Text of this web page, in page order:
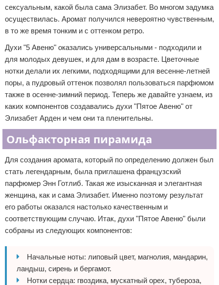
сексуальным, какой была сама Элизабет. Во многом задумка
осуществилась. Аромат получился невероятно чувственным,
в то же время тонким и с оттенком ретро.
Духи "5 Авеню" оказались универсальными - подходили и
для молодых девушек, и для дам в возрасте. Цветочные
нотки делали их легкими, подходящими для весенне-летней
поры, а пудровый оттенок позволял пользоваться парфюмом
также в осенне-зимний период. Теперь же давайте узнаем, из
каких компонентов создавались духи "Пятое Авеню" от
Элизабет Арден и чем они та пленительны.
Ольфакторная пирамида
Для создания аромата, который по определению должен был
стать легендарным, была приглашена французский
парфюмер Энн Готлиб. Такая же изысканная и элегантная
женщина, как и сама Элизабет. Именно поэтому результат
его работы оказался настолько качественным и
соответствующим случаю. Итак, духи "Пятое Авеню" были
собраны из следующих компонентов:
Начальные ноты: липовый цвет, магнолия, мандарин,
ландыш, сирень и бергамот.
Нотки сердца: гвоздика, мускатный орех, тубероза,